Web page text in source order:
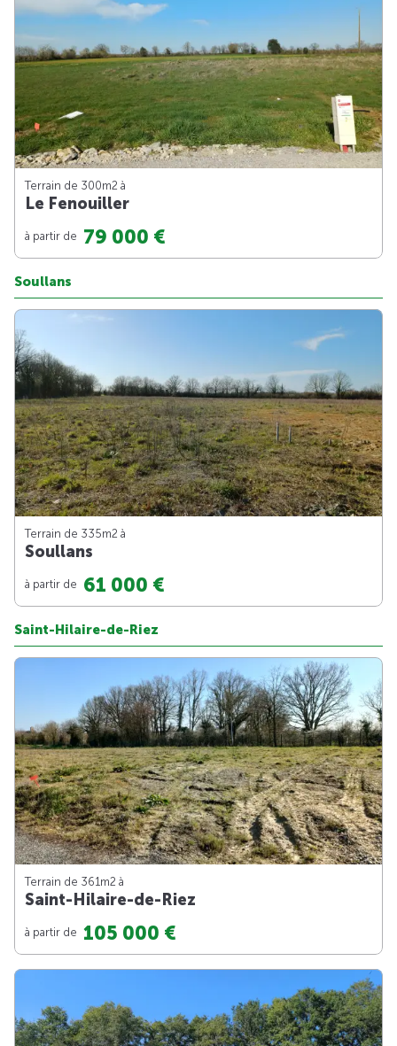
Terrain de 300m2 à
Le Fenouiller
à partir de 79 000 €
Soullans
Terrain de 335m2 à
Soullans
à partir de 61 000 €
Saint-Hilaire-de-Riez
Terrain de 361m2 à
Saint-Hilaire-de-Riez
à partir de 105 000 €